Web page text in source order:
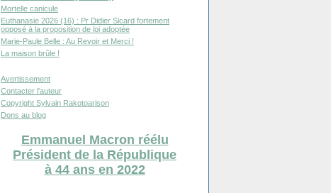
Mortelle canicule
Euthanasie 2026 (16) : Pr Didier Sicard fortement
opposé à la proposition de loi adoptée
Marie-Paule Belle : Au Revoir et Merci !
La maison brûle !
Avertissement
Contacter l'auteur
Copyright Sylvain Rakotoarison
Dons au blog
Emmanuel Macron réélu
Président de la République
à 44 ans en 2022